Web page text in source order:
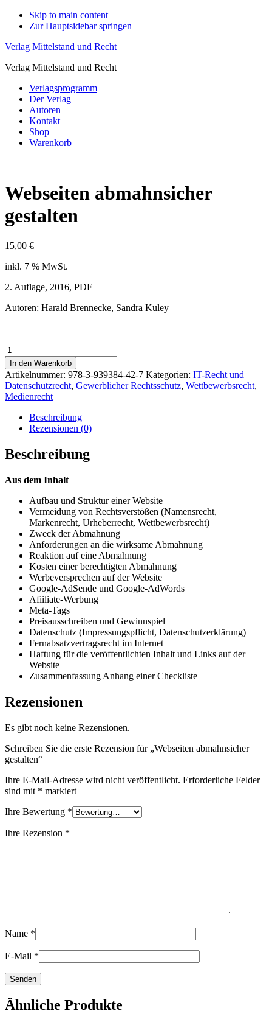
Skip to main content
Zur Hauptsidebar springen
Verlag Mittelstand und Recht
Verlag Mittelstand und Recht
Verlagsprogramm
Der Verlag
Autoren
Kontakt
Shop
Warenkorb
Webseiten abmahnsicher
gestalten
15,00 €
inkl. 7 % MwSt.
2. Auflage, 2016, PDF
Autoren: Harald Brennecke, Sandra Kuley
Webseiten
abmahnsicher
gestalten
Menge
In den Warenkorb
Artikelnummer: 978-3-939384-42-7 Kategorien: IT-Recht und
Datenschutzrecht, Gewerblicher Rechtsschutz, Wettbewerbsrecht,
Medienrecht
Beschreibung
Rezensionen (0)
Beschreibung
Aus dem Inhalt
Aufbau und Struktur einer Website
Vermeidung von Rechtsverstößen (Namensrecht,
Markenrecht, Urheberrecht, Wettbewerbsrecht)
Zweck der Abmahnung
Anforderungen an die wirksame Abmahnung
Reaktion auf eine Abmahnung
Kosten einer berechtigten Abmahnung
Werbeversprechen auf der Website
Google-AdSende und Google-AdWords
Afiiliate-Werbung
Meta-Tags
Preisausschreiben und Gewinnspiel
Datenschutz (Impressungspflicht, Datenschutzerklärung)
Fernabsatzvertragsrecht im Internet
Haftung für die veröffentlichten Inhalt und Links auf der
Website
Zusammenfassung Anhang einer Checkliste
Rezensionen
Es gibt noch keine Rezensionen.
Schreiben Sie die erste Rezension für „Webseiten abmahnsicher
gestalten“
Ihre E-Mail-Adresse wird nicht veröffentlicht. Erforderliche Felder
sind mit * markiert
Ihre Bewertung *
Ihre Rezension *
Name *
E-Mail *
Ähnliche Produkte